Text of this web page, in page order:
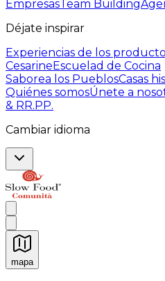
Empresas Team Building
Déjate inspirar
Experiencias de los
CesarineEscuelad de Cocina
Saborea los PueblosCasas
Quiénes somosÚnete a
& RR.PP.
Cambiar idioma
mapa